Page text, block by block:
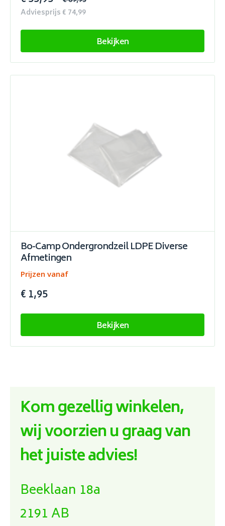
Adviesprijs € 74,99
Bekijken
Bo-Camp Ondergrondzeil LDPE Diverse
Afmetingen
Prijzen vanaf
€ 1,95
Bekijken
Kom gezellig winkelen,
wij voorzien u graag van
het juiste advies!
Beeklaan 18a
2191 AB